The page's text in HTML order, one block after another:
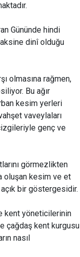
Gününde hindi
dinî olduğu
olmasına rağmen,
Bu ağır
kesim yerleri
vaveylaları
genç ve
görmezlikten
oluşan kesim ve et
açık bir göstergesidir.
kent yöneticilerinin
çağdaş kent kurgusu
nasıl